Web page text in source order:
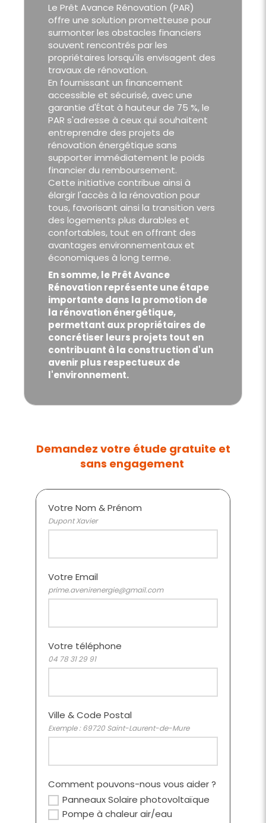
Le Prêt Avance Rénovation (PAR)
offre une solution prometteuse pour
surmonter les obstacles financiers
souvent rencontrés par les
propriétaires lorsqu'ils envisagent des
travaux de rénovation.
En fournissant un financement
accessible et sécurisé, avec une
garantie d'État à hauteur de 75 %, le
PAR s'adresse à ceux qui souhaitent
entreprendre des projets de
rénovation énergétique sans
supporter immédiatement le poids
financier du remboursement.
Cette initiative contribue ainsi à
élargir l'accès à la rénovation pour
tous, favorisant ainsi la transition vers
des logements plus durables et
confortables, tout en offrant des
avantages environnementaux et
économiques à long terme.
En somme, le Prêt Avance
Rénovation représente une étape
importante dans la promotion de
la rénovation énergétique,
permettant aux propriétaires de
concrétiser leurs projets tout en
contribuant à la construction d'un
avenir plus respectueux de
l'environnement.
Demandez votre étude gratuite et
sans engagement
Votre Nom & Prénom
Dupont Xavier
Votre Email
prime.avenirenergie@gmail.com
Votre téléphone
04 78 31 29 91
Ville & Code Postal
Exemple : 69720 Saint-Laurent-de-Mure
Comment pouvons-nous vous aider ?
Panneaux Solaire photovoltaïque
Pompe à chaleur air/eau